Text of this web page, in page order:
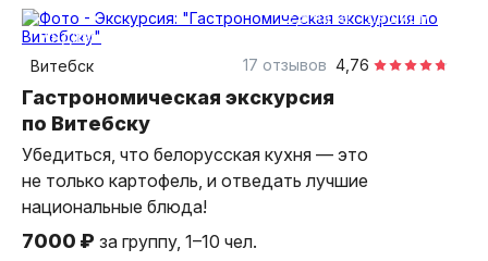
2,5 часа
пешком
индивидуальная
Витебск
4,76
17 отзывов
Гастрономическая экскурсия
по Витебску
Убедиться, что белорусская кухня — это
не только картофель, и отведать лучшие
национальные блюда!
7000 ₽ за группу, 1–10 чел.